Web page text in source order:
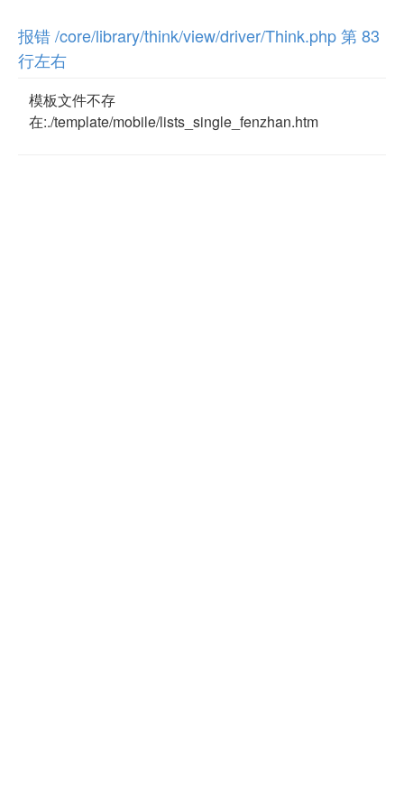
报错 /core/library/think/view/driver/Think.php 第 83
行左右
模板文件不存
在:./template/mobile/lists_single_fenzhan.htm